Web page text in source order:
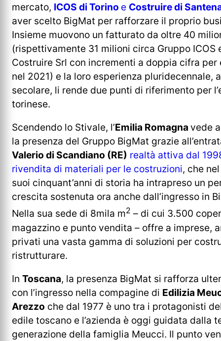
mercato, ICOS di Torino e Costruire di
aver scelto BigMat per rafforzare il proprio
Insieme muovono un fatturato da oltre 40
(rispettivamente 31 milioni circa Gruppo ICOS
Costruire Srl con incrementi a doppia cifra per
nel 2021) e la loro esperienza pluridecennale,
secolare, li rende due punti di riferimento per
torinese.
Scendendo lo Stivale, l’Emilia Romagna vede
la presenza del Gruppo BigMat grazie
Valerio di Scandiano (RE) realtà attiva dal
rivendita di materiali per le costruzioni, che
suoi cinquant’anni di storia ha intrapreso un
crescita sostenuta ora anche dall’ingresso in
Nella sua sede di 8mila m2 – di cui 3.500
magazzino e punto vendita – offre a imprese,
privati una vasta gamma di soluzioni per
ristrutturare.
In Toscana, la presenza BigMat si rafforza
con l’ingresso nella compagine di Edilizia
Arezzo che dal 1977 è uno tra i protagonisti
edile toscano e l’azienda è oggi guidata dalla
generazione della famiglia Meucci. Il punto